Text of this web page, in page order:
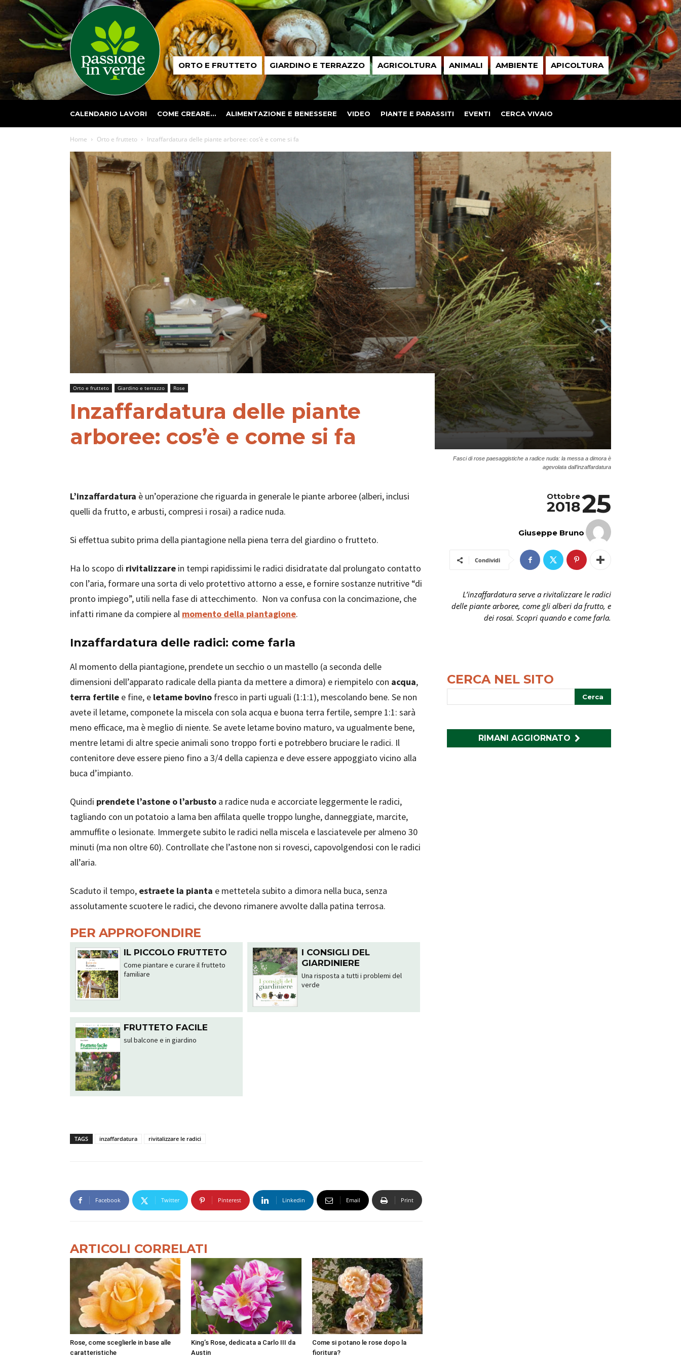
Passione
in ORTO E FRUTTETO GIARDINO E TERRAZZO AGRICOLTURA ANIMALI AMBIENTE APICOLTURA
CALENDARIO LAVORI COME CREARE… ALIMENTAZIONE E BENESSERE VIDEO PIANTE E PARASSITI EVENTI CERCA VIVAIO
Home Orto e frutteto Inzaffardatura delle piante arboree: cos’è e come si fa
Orto e frutteto Giardino e terrazzo Rose
Inzaffardatura delle piante
arboree: cos’è e come si fa
L’inzaffardatura è un’operazione che riguarda in generale le piante arboree (alberi, inclusi
quelli da frutto, e arbusti, compresi i rosai) a radice nuda.
Si effettua subito prima della piantagione nella piena terra del giardino o frutteto.
Ha lo scopo di rivitalizzare in tempi rapidissimi le radici disidratate dal prolungato contatto
con l’aria, formare una sorta di velo protettivo attorno a esse, e fornire sostanze nutritive “di
pronto impiego”, utili nella fase di attecchimento. Non va confusa con la concimazione, che
infatti rimane da compiere al momento della piantagione.
Inzaffardatura delle radici: come farla
Al momento della piantagione, prendete un secchio o un mastello (a seconda delle
dimensioni dell’apparato radicale della pianta da mettere a dimora) e riempitelo con acqua,
terra fertile e fine, e letame bovino fresco in parti uguali (1:1:1), mescolando bene. Se non
avete il letame, componete la miscela con sola acqua e buona terra fertile, sempre 1:1: sarà
meno efficace, ma è meglio di niente. Se avete letame bovino maturo, va ugualmente bene,
mentre letami di altre specie animali sono troppo forti e potrebbero bruciare le radici. Il
contenitore deve essere pieno fino a 3/4 della capienza e deve essere appoggiato vicino alla
buca d’impianto.
Quindi prendete l’astone o l’arbusto a radice nuda e accorciate leggermente le radici,
tagliando con un potatoio a lama ben affilata quelle troppo lunghe, danneggiate, marcite,
ammuffite o lesionate. Immergete subito le radici nella miscela e lasciatevele per almeno 30
minuti (ma non oltre 60). Controllate che l’astone non si rovesci, capovolgendosi con le radici
all’aria.
Scaduto il tempo, estraete la pianta e mettetela subito a dimora nella buca, senza
assolutamente scuotere le radici, che devono rimanere avvolte dalla patina terrosa.
PER APPROFONDIRE
IL PICCOLO FRUTTETO
Come piantare e curare il frutteto
familiare
I CONSIGLI DEL
GIARDINIERE
Una risposta a tutti i problemi del
verde
FRUTTETO FACILE
sul balcone e in giardino
TAGS inzaffardatura rivitalizzare le radici
Facebook Twitter Pinterest Linkedin Email Print
ARTICOLI CORRELATI
Rose, come sceglierle in base alle
caratteristiche
King’s Rose, dedicata a Carlo III da
Austin
Come si potano le rose dopo la
fioritura?
Fasci di rose paesaggistiche a radice nuda: la messa a dimora è
agevolata dall’inzaffardatura
25
Ottobre
2018
Giuseppe Bruno
Condividi
L’inzaffardatura serve a rivitalizzare le radici
delle piante arboree, come gli alberi da frutto, e
dei rosai. Scopri quando e come farla.
CERCA NEL SITO
RIMANI AGGIORNATO